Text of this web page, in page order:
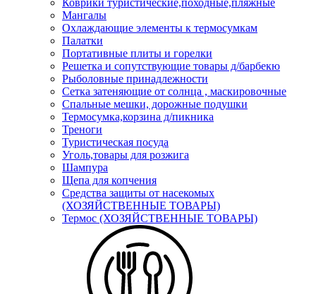
Коврики туристические,походные,пляжные
Мангалы
Охлаждающие элементы к термосумкам
Палатки
Портативные плиты и горелки
Решетка и сопутствующие товары д/барбекю
Рыболовные принадлежности
Сетка затеняющие от солнца , маскировочные
Спальные мешки, дорожные подушки
Термосумка,корзина д/пикника
Треноги
Туристическая посуда
Уголь,товары для розжига
Шампура
Щепа для копчения
Средства защиты от насекомых
(ХОЗЯЙСТВЕННЫЕ ТОВАРЫ)
Термос (ХОЗЯЙСТВЕННЫЕ ТОВАРЫ)